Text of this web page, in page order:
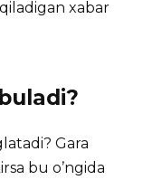
xabar
Gara
bu oʼngida